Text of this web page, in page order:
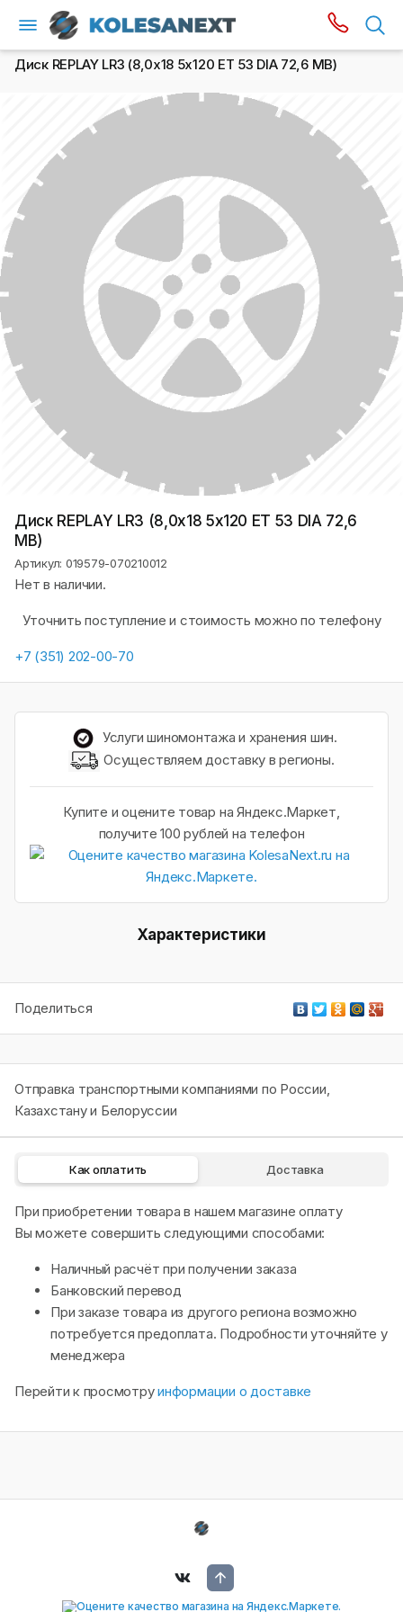
Диск REPLAY LR3 (8,0х18 5x120 ET 53 DIA 72,6 MB)
Диск REPLAY LR3 (8,0х18 5x120 ET 53 DIA 72,6
MB)
Артикул: 019579-070210012
Нет в наличии.
Уточнить поступление и стоимость можно по телефону
+7 (351) 202-00-70
Услуги шиномонтажа и хранения шин.
Осуществляем доставку в регионы.
Купите и оцените товар на Яндекс.Маркет,
получите 100 рублей на телефон
Характеристики
Поделиться
Отправка транспортными компаниями по России,
Казахстану и Белоруссии
Как оплатить Доставка
При приобретении товара в нашем магазине оплату
Вы можете совершить следующими способами:
Наличный расчёт при получении заказа
Банковский перевод
При заказе товара из другого региона возможно
потребуется предоплата. Подробности уточняйте у
менеджера
Перейти к просмотруинформации о доставке